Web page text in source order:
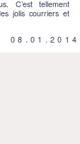
C’est tellement
jolis courriers et
08.01.2014